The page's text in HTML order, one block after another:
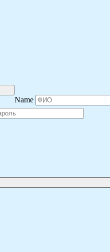
Name